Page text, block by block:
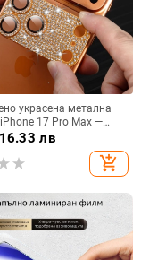
украсена метална
17 Pro Max —
филм за лещата,
задната камера, HD,
и
16.33 лв
add_shopping_cart